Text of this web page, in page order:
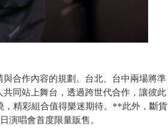
合作內容的規劃。台北、台中兩場將準
同站上舞台，透過跨世代合作，讓彼此
精彩組合值得樂迷期待。**此外，斷貨
演唱會首度限量販售。